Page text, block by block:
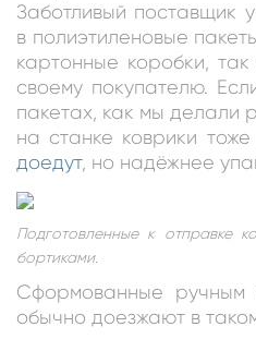
Заботливый поставщик
в полиэтиленовые
картонные коробки,
своему покупателю.
пакетах, как мы делали
на станке коврики
доедут, но надёжнее
Подготовленные к отправке
бортиками.
Сформованные ручным
обычно доезжают в